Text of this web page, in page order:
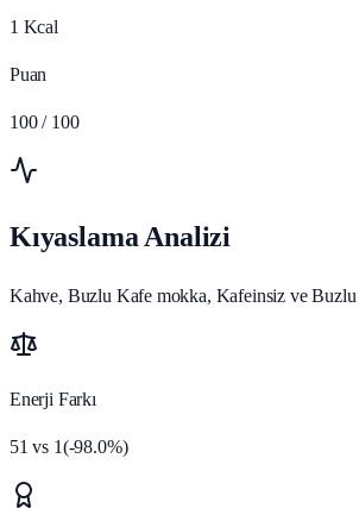
1 Kcal
Puan
100 / 100
Kıyaslama Analizi
Kahve, Buzlu Kafe mokka, Kafeinsiz ve Buzlu
Enerji Farkı
51 vs 1(-98.0%)